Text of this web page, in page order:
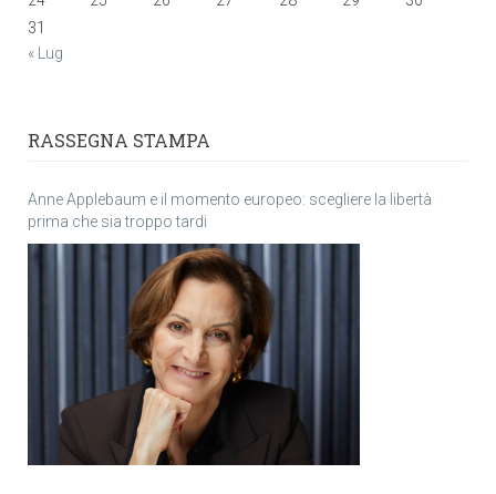
31
« Lug
RASSEGNA STAMPA
Anne Applebaum e il momento europeo: scegliere la libertà
prima che sia troppo tardi